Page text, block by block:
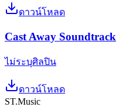
ดาวน์โหลด
Cast Away Soundtrack
ไม่ระบุศิลปิน
ดาวน์โหลด
ST.Music